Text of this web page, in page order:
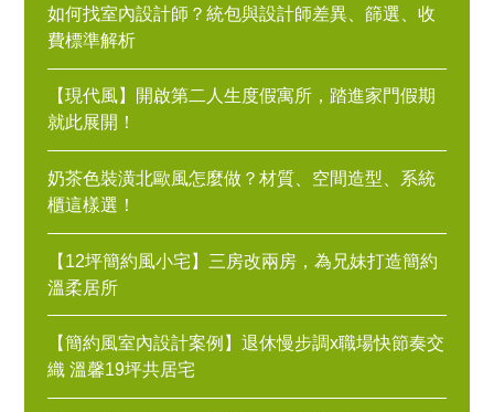
如何找室內設計師？統包與設計師差異、篩選、收
費標準解析
【現代風】開啟第二人生度假寓所，踏進家門假期
就此展開！
奶茶色裝潢北歐風怎麼做？材質、空間造型、系統
櫃這樣選！
【12坪簡約風小宅】三房改兩房，為兄妹打造簡約
溫柔居所
【簡約風室內設計案例】退休慢步調x職場快節奏交
織 溫馨19坪共居宅